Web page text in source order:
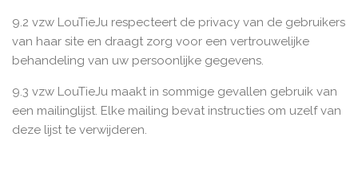
9.2 vzw LouTieJu respecteert de privacy van de gebruikers
van haar site en draagt zorg voor een vertrouwelijke
behandeling van uw persoonlijke gegevens.
9.3 vzw LouTieJu maakt in sommige gevallen gebruik van
een mailinglijst. Elke mailing bevat instructies om uzelf van
deze lijst te verwijderen.